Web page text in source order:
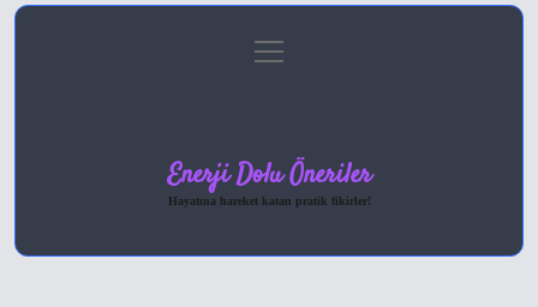
Gizlilik Politikası
menüyü
aç
Enerji Dolu Öneriler
Hayatına hareket katan pratik fikirler!